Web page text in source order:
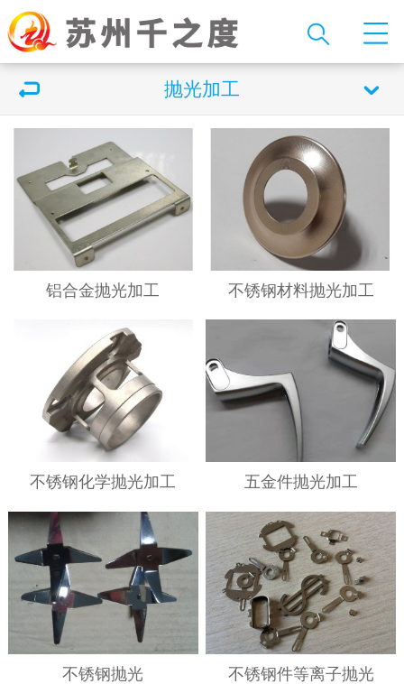
抛光加工
铝合金抛光加工 不锈钢材料抛光加工
不锈钢化学抛光加工 五金件抛光加工
不锈钢抛光 不锈钢件等离子抛光